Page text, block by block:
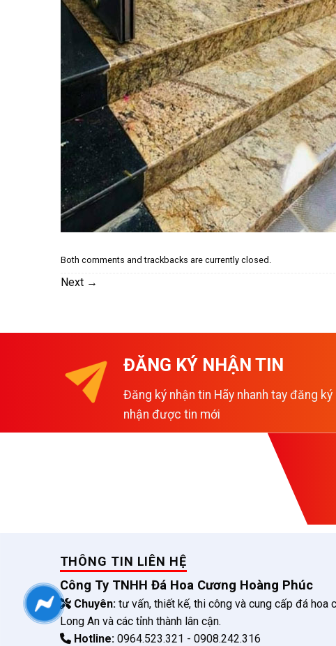
Both comments and trackbacks are currently closed.
Next →
ĐĂNG KÝ NHẬN TIN
Đăng ký nhận tin Hãy nhanh tay đăng ký
nhận được tin mới
THÔNG TIN LIÊN HỆ
Công Ty TNHH Đá Hoa Cương Hoàng Phúc
Chuyên:tư vấn, thiết kế, thi công và cung cấp đá hoa
Long An và các tỉnh thành lân cận.
Hotline:0964.523.321 - 0908.242.316